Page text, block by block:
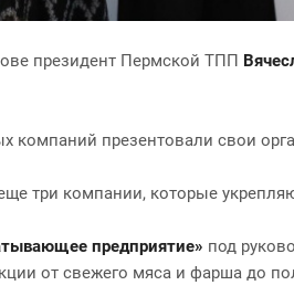
президент Пермской ТПП
компаний презентовали свои
три компании, которые
предприятие» под
от свежего мяса и фарша до